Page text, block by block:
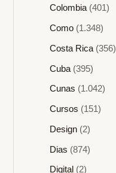
Colombia(401)
Como(1.348)
Costa Rica(356)
Cuba(395)
Cunas (1.042)
Cursos (151)
Design(2)
Dias (874)
Digital(2)